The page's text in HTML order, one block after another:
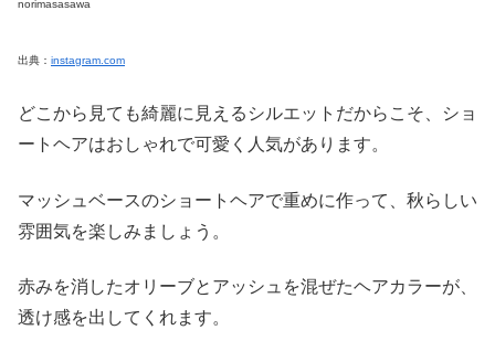
norimasasawa
出典： instagram.com
どこから見ても綺麗に見えるシルエットだからこそ、ショ
ートヘアはおしゃれで可愛く人気があります。
マッシュベースのショートヘアで重めに作って、秋らしい
雰囲気を楽しみましょう。
赤みを消したオリーブとアッシュを混ぜたヘアカラーが、
透け感を出してくれます。